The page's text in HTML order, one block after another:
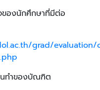
องนักศึกษาที่มีต่อ
grad/
นทำของบัณฑิต